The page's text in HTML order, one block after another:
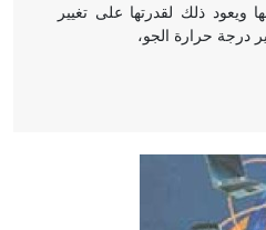
ويعود ذلك لقدرتها على تغيير
درجة حرارة الجو،
في الطب أربعة مؤلفات هي:
ورسالته في جروح الرأس.
من الدين والفلسفة.